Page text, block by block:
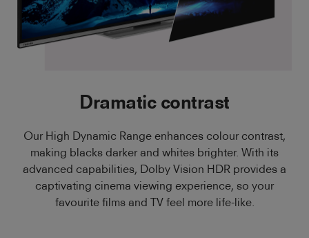
Dramatic contrast
Our High Dynamic Range enhances colour contrast,
making blacks darker and whites brighter. With its
advanced capabilities, Dolby Vision HDR provides a
captivating cinema viewing experience, so your
favourite films and TV feel more life-like.